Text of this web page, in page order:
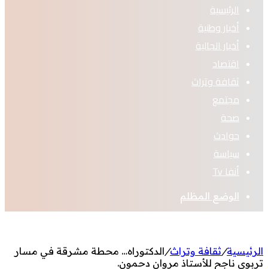
الرئيسية
أخبار وطنية
أخبار الجالية
اقتصاد
ثقافة وتراث
مجتمع
صحة
حوادث
سياسة
أنفا Tv
الوضع المظلم
الرئيسية/ثقافة وتراث/الدكتوراه… محطة مشرقة في مسار
تربوي ناجح للأستاذ مروان دحمون.